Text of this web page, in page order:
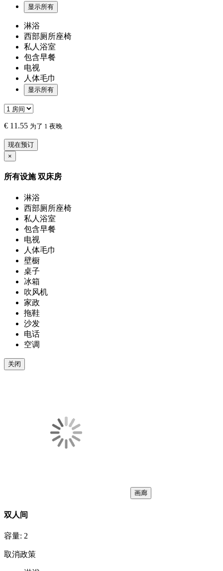
显示所有
淋浴
西部厕所座椅
私人浴室
包含早餐
电视
人体毛巾
显示所有
€ 11.55 为了 1 夜晚
现在预订
×
所有设施双床房
淋浴
西部厕所座椅
私人浴室
包含早餐
电视
人体毛巾
壁橱
桌子
冰箱
吹风机
家政
拖鞋
沙发
电话
空调
关闭
画廊
双人间
容量: 2
取消政策